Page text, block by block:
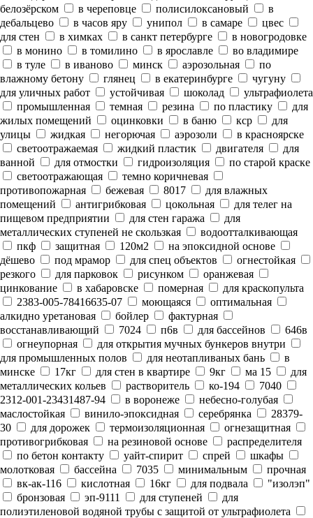
белозёрском
в череповце полисилоксановый
в
дебальцево
в часов яру унипол в самаре
цвес
для стен
в химках в санкт петербурге
в новогродовке
в монино
в томилино в ярославле
во владимире
в туле
в иваново минск аэрозольная
по
влажному бетону
глянец в екатеринбурге
чугуну
для уличных работ
устойчивая шоколад
ультрафиолета
промышленная
темная резина по пластику
для
жилых помещений
оцинковки в баню кср
для
улицы
жидкая негорючая аэрозоли
в красноярске
светоотражаемая
жидкий пластик двигателя
для
ванной
для отмостки гидроизоляция
по старой краске
светоотражающая
темно коричневая
противопожарная
бежевая 8017
для влажных
помещений
антигрибковая цокольная
для телег на
пищевом предприятии
для стен гаража
для
металлических ступеней не скользкая
водоотталкивающая
пкф
защитная 120м2
на эпоксидной основе
дёшево
под мрамор для спец объектов
огнестойкая
резкого
для парковок рисунком
оранжевая
цинкование
в хабаровске померная
для краскопульта
2383-005-78416635-07
моющаяся
оптимальная
алкидно уретановая
бойлер
фактурная
восстанавливающий
7024 п6в для бассейнов
646в
огнеупорная
для открытия мучных бункеров внутри
для промышленных полов
для неотапливаных бань
в
минске
17кг для стен в квартире 9кг ма 15
для
металлических кольев
растворитель ко-194
7040
2312-001-23431487-94
в воронеже
небесно-голубая
маслостойкая
винило-эпоксидная серебрянка
28379-
30
для дорожек термоизоляционная
огнезащитная
противогрибковая
на резиновой основе
распределителя
по бетон контакту
уайт-спирит спрей
шкафы
молотковая
бассейна 7035 минимальным
прочная
вк-ак-116
кислотная 16кг для подвала
"изолэп"
бронзовая
эп-9111 для ступеней
для
полиэтиленовой водяной трубы с защитой от ультрафиолета